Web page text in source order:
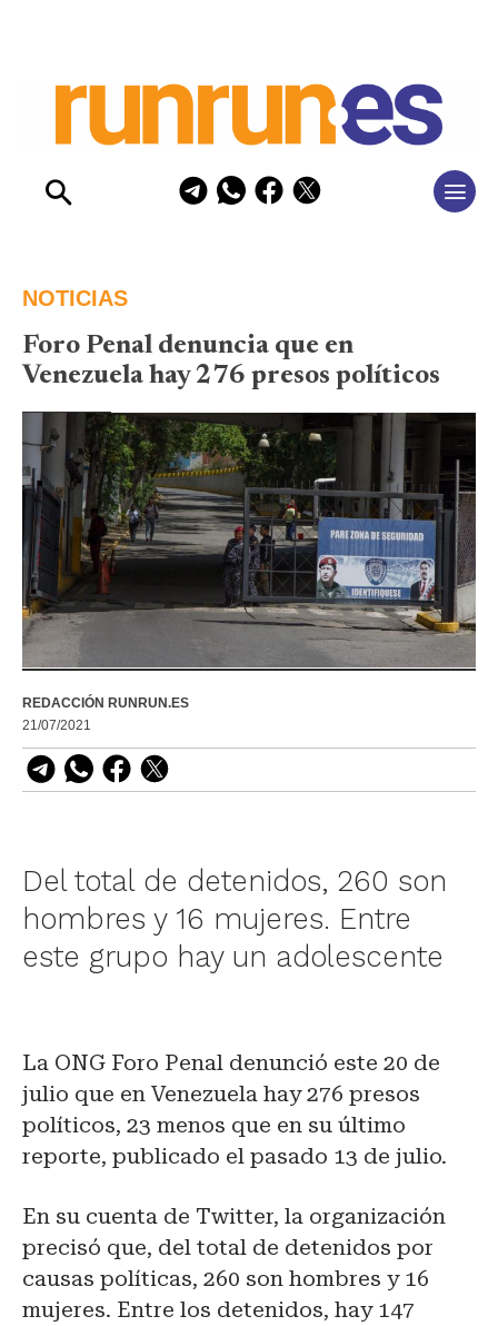
NOTICIAS
Foro Penal denuncia que en
Venezuela hay 276 presos políticos
REDACCIÓN RUNRUN.ES
21/07/2021
Del total de detenidos, 260 son
hombres y 16 mujeres. Entre
este grupo hay un adolescente
La ONG Foro Penal denunció este 20 de
julio que en Venezuela hay 276 presos
políticos, 23 menos que en su último
reporte, publicado el pasado 13 de julio.
En su cuenta de Twitter, la organización
precisó que, del total de detenidos por
causas políticas, 260 son hombres y 16
mujeres. Entre los detenidos, hay 147